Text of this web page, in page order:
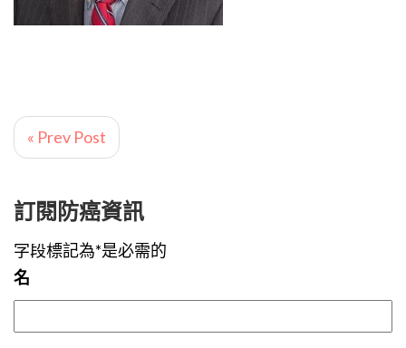
« Prev Post
訂閱防癌資訊
字段標記為*是必需的
名